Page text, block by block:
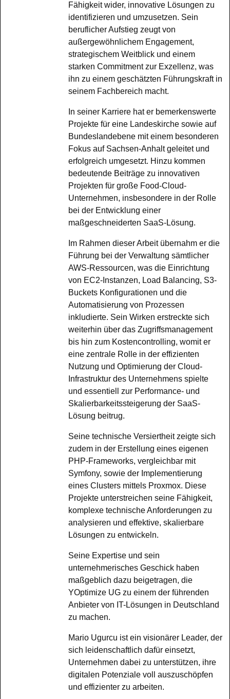
Fähigkeit wider, innovative Lösungen zu
identifizieren und umzusetzen. Sein
beruflicher Aufstieg zeugt von
außergewöhnlichem Engagement,
strategischem Weitblick und einem
starken Commitment zur Exzellenz, was
ihn zu einem geschätzten Führungskraft in
seinem Fachbereich macht.
In seiner Karriere hat er bemerkenswerte
Projekte für eine Landeskirche sowie auf
Bundeslandebene mit einem besonderen
Fokus auf Sachsen-Anhalt geleitet und
erfolgreich umgesetzt. Hinzu kommen
bedeutende Beiträge zu innovativen
Projekten für große Food-Cloud-
Unternehmen, insbesondere in der Rolle
bei der Entwicklung einer
maßgeschneiderten SaaS-Lösung.
Im Rahmen dieser Arbeit übernahm er die
Führung bei der Verwaltung sämtlicher
AWS-Ressourcen, was die Einrichtung
von EC2-Instanzen, Load Balancing, S3-
Buckets Konfigurationen und die
Automatisierung von Prozessen
inkludierte. Sein Wirken erstreckte sich
weiterhin über das Zugriffsmanagement
bis hin zum Kostencontrolling, womit er
eine zentrale Rolle in der effizienten
Nutzung und Optimierung der Cloud-
Infrastruktur des Unternehmens spielte
und essentiell zur Performance- und
Skalierbarkeitssteigerung der SaaS-
Lösung beitrug.
Seine technische Versiertheit zeigte sich
zudem in der Erstellung eines eigenen
PHP-Frameworks, vergleichbar mit
Symfony, sowie der Implementierung
eines Clusters mittels Proxmox. Diese
Projekte unterstreichen seine Fähigkeit,
komplexe technische Anforderungen zu
analysieren und effektive, skalierbare
Lösungen zu entwickeln.
Seine Expertise und sein
unternehmerisches Geschick haben
maßgeblich dazu beigetragen, die
YOptimize UG zu einem der führenden
Anbieter von IT-Lösungen in Deutschland
zu machen.
Mario Ugurcu ist ein visionärer Leader, der
sich leidenschaftlich dafür einsetzt,
Unternehmen dabei zu unterstützen, ihre
digitalen Potenziale voll auszuschöpfen
und effizienter zu arbeiten.